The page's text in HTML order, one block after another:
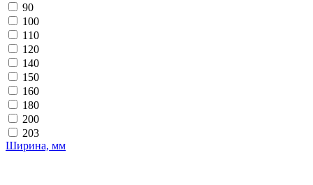
90
100
110
120
140
150
160
180
200
203
Ширина, мм